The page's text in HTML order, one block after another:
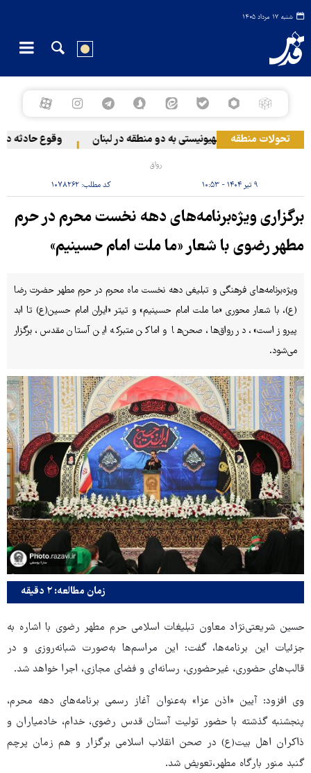
شنبه ۱۷ مرداد ۱۴۰۵
تحولات منطقه
حمله رژیم صهیونیستی به دو منطقه در لبنان وقوع حادثه
رواق
۹ تیر ۱۴۰۴ - ۱۰:۵۳ کد مطلب: ۱۰۷۸۲۶۲
برگزاری ویژه‌برنامه‌های دهه نخست محرم در حرم
مطهر رضوی با شعار «ما ملت امام حسینیم»
ویژه‌برنامه‌های فرهنگی و تبلیغی دهه نخست ماه محرم در حرم مطهر حضرت رضا
(ع)، با شعار محوری «ما ملت امام حسینیم» و تیتر «ایران امام حسین(ع) تا ابد
پیروز است»، در رواق‌ها، صحن‌ها و اماکن متبرکه این آستان مقدس، برگزار
می‌شود.
زمان مطالعه: ۲ دقیقه
حسین شریعتی‌نژاد معاون تبلیغات اسلامی حرم مطهر رضوی با اشاره به
جزئیات این برنامه‌ها، گفت: این مراسم‌ها به‌صورت شبانه‌روزی و در
قالب‌های حضوری، غیرحضوری، رسانه‌ای و فضای مجازی، اجرا خواهد شد.
وی افزود: آیین «اذن عزا» به‌عنوان آغاز رسمی برنامه‌های دهه محرم،
پنجشنبه گذشته با حضور تولیت آستان قدس رضوی، خدام، خادمیاران و
ذاکران اهل بیت(ع) در صحن انقلاب اسلامی برگزار و هم زمان پرچم
گنبد منور بارگاه مطهر،تعویض شد.